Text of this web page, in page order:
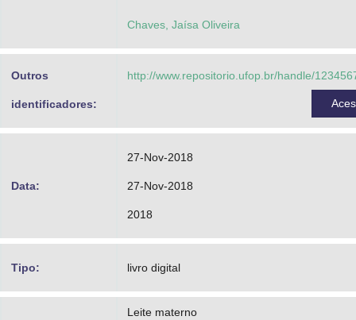
Chaves, Jaísa Oliveira
Outros
identificadores:
http://www.repositorio.ufop.br/handle/
Data:
27-Nov-2018
27-Nov-2018
2018
Tipo: livro digital
Leite materno